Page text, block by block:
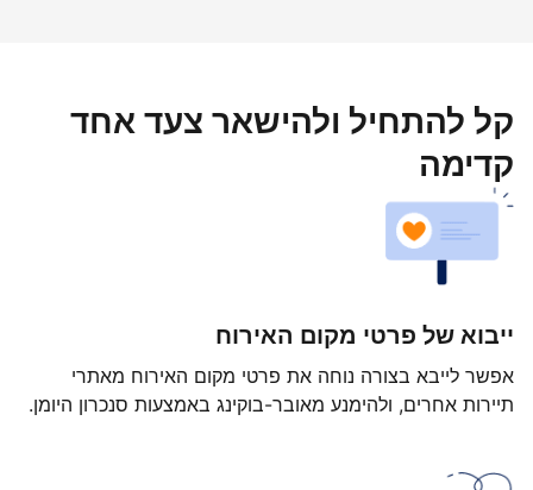
קל להתחיל ולהישאר צעד אחד
קדימה
ייבוא של פרטי מקום האירוח
אפשר לייבא בצורה נוחה את פרטי מקום האירוח מאתרי
תיירות אחרים, ולהימנע מאובר-בוקינג באמצעות סנכרון היומן.